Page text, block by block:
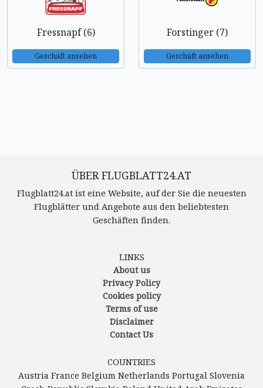
Fressnapf (6)
Geschäft ansehen
Forstinger (7)
Geschäft ansehen
ÜBER FLUGBLATT24.AT
Flugblatt24.at ist eine Website, auf der Sie die neuesten
Flugblätter und Angebote aus den beliebtesten
Geschäften finden.
LINKS
About us
Privacy Policy
Cookies policy
Terms of use
Disclaimer
Contact Us
COUNTRIES
Austria France Belgium Netherlands Portugal Slovenia